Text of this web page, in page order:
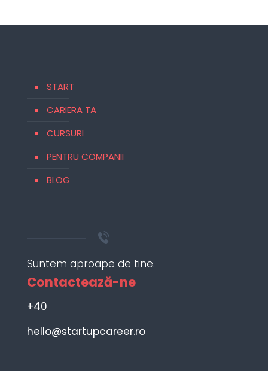
START
CARIERA TA
CURSURI
PENTRU COMPANII
BLOG
Suntem aproape de tine.
Contactează-ne
+40
hello@startupcareer.ro